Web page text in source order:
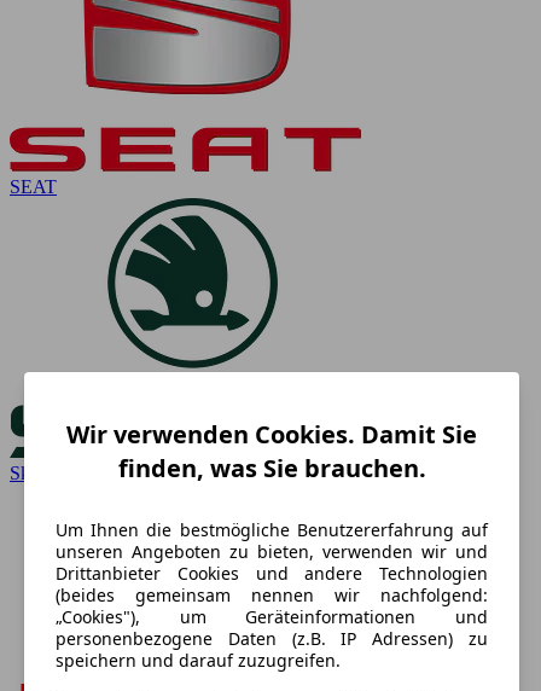
SEAT
Skoda
Wir verwenden Cookies. Damit Sie
finden, was Sie brauchen.
Um Ihnen die bestmögliche Benutzererfahrung auf
unseren Angeboten zu bieten, verwenden wir und
Drittanbieter Cookies und andere Technologien
(beides gemeinsam nennen wir nachfolgend:
„Cookies"), um Geräteinformationen und
personenbezogene Daten (z.B. IP Adressen) zu
speichern und darauf zuzugreifen.